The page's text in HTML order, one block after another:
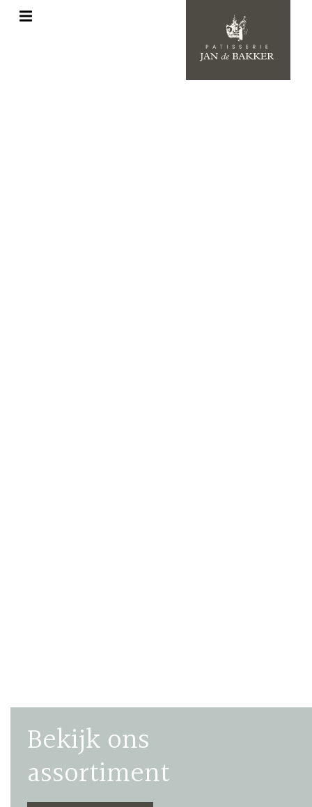
Bekijk ons
assortiment